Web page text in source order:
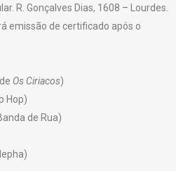
R. Gonçalves Dias, 1608 – Lourdes.
emissão de certificado após o
Os Ciriacos)
Hop)
de Rua)